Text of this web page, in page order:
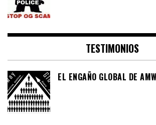
TESTIMONIOS
EL ENGAÑO GLOBAL DE